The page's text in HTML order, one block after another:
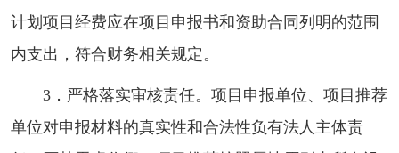
计划项目经费应在项目申报书和资助合同列明的范围
内支出，符合财务相关规定。
3．严格落实审核责任。项目申报单位、项目推荐
单位对申报材料的真实性和合法性负有法人主体责